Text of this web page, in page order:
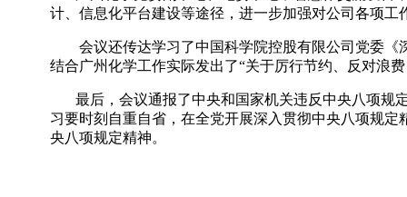
计、信息化平台建设等途径，进一步加强对公司各项
会议还传达学习了中国科学院控股有限公司党委
结合广州化学工作实际发出了“关于厉行节约、反对浪
最后，会议通报了中央和国家机关违反中央八项规
习要时刻自重自省，在全党开展深入贯彻中央八项规
央八项规定精神。